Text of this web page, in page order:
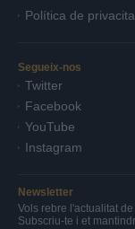
Newsletter
Vols rebre l'actualitat
Subscriu-te i et
Política de
Segueix-nos
Twitter
Facebook
YouTube
Instagram